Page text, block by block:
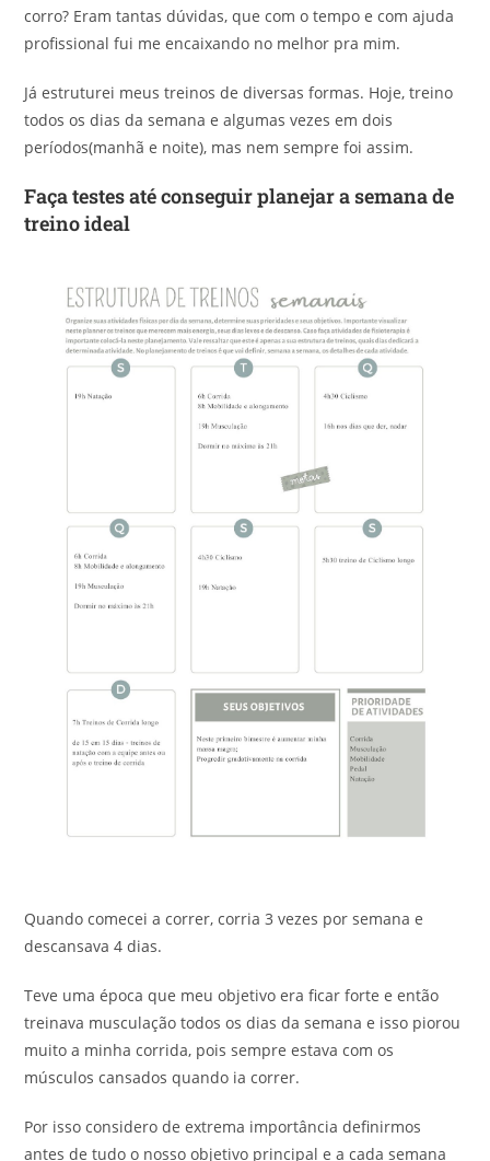
corro? Eram tantas dúvidas, que com o tempo e com ajuda
profissional fui me encaixando no melhor pra mim.
Já estruturei meus treinos de diversas formas. Hoje, treino
todos os dias da semana e algumas vezes em dois
períodos(manhã e noite), mas nem sempre foi assim.
Faça testes até conseguir planejar a semana de
treino ideal
Quando comecei a correr, corria 3 vezes por semana e
descansava 4 dias.
Teve uma época que meu objetivo era ficar forte e então
treinava musculação todos os dias da semana e isso piorou
muito a minha corrida, pois sempre estava com os
músculos cansados quando ia correr.
Por isso considero de extrema importância definirmos
antes de tudo o nosso objetivo principal e a cada semana